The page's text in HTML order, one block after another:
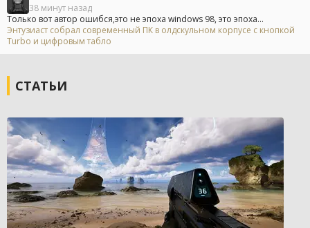
38 минут назад
Только вот автор ошибся,это не эпоха windows 98, это эпоха...
Энтузиаст собрал современный ПК в олдскульном корпусе с кнопкой
Turbo и цифровым табло
СТАТЬИ